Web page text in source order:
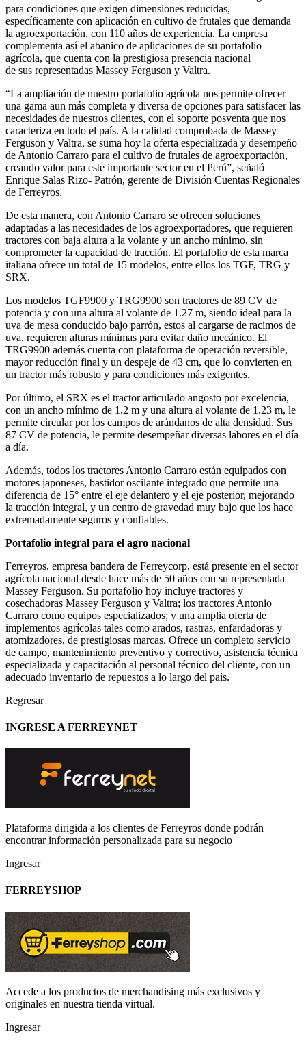
para condiciones que exigen dimensiones reducidas,
específicamente con aplicación en cultivo de frutales que demanda
la agroexportación, con 110 años de experiencia. La empresa
complementa así el abanico de aplicaciones de su portafolio
agrícola, que cuenta con la prestigiosa presencia nacional
de sus representadas Massey Ferguson y Valtra.
“La ampliación de nuestro portafolio agrícola nos permite ofrecer
una gama aun más completa y diversa de opciones para satisfacer las
necesidades de nuestros clientes, con el soporte posventa que nos
caracteriza en todo el país. A la calidad comprobada de Massey
Ferguson y Valtra, se suma hoy la oferta especializada y desempeño
de Antonio Carraro para el cultivo de frutales de agroexportación,
creando valor para este importante sector en el Perú”, señaló
Enrique Salas Rizo- Patrón, gerente de División Cuentas Regionales
de Ferreyros.
De esta manera, con Antonio Carraro se ofrecen soluciones
adaptadas a las necesidades de los agroexportadores, que requieren
tractores con baja altura a la volante y un ancho mínimo, sin
comprometer la capacidad de tracción. El portafolio de esta marca
italiana ofrece un total de 15 modelos, entre ellos los TGF, TRG y
SRX.
Los modelos TGF9900 y TRG9900 son tractores de 89 CV de
potencia y con una altura al volante de 1.27 m, siendo ideal para la
uva de mesa conducido bajo parrón, estos al cargarse de racimos de
uva, requieren alturas mínimas para evitar daño mecánico. El
TRG9900 además cuenta con plataforma de operación reversible,
mayor reducción final y un despeje de 43 cm, que lo convierten en
un tractor más robusto y para condiciones más exigentes.
Por último, el SRX es el tractor articulado angosto por excelencia,
con un ancho mínimo de 1.2 m y una altura al volante de 1.23 m, le
permite circular por los campos de arándanos de alta densidad. Sus
87 CV de potencia, le permite desempeñar diversas labores en el día
a día.
Además, todos los tractores Antonio Carraro están equipados con
motores japoneses, bastidor oscilante integrado que permite una
diferencia de 15° entre el eje delantero y el eje posterior, mejorando
la tracción integral, y un centro de gravedad muy bajo que los hace
extremadamente seguros y confiables.
Portafolio integral para el agro nacional
Ferreyros, empresa bandera de Ferreycorp, está presente en el sector
agrícola nacional desde hace más de 50 años con su representada
Massey Ferguson. Su portafolio hoy incluye tractores y
cosechadoras Massey Ferguson y Valtra; los tractores Antonio
Carraro como equipos especializados; y una amplia oferta de
implementos agrícolas tales como arados, rastras, enfardadoras y
atomizadores, de prestigiosas marcas. Ofrece un completo servicio
de campo, mantenimiento preventivo y correctivo, asistencia técnica
especializada y capacitación al personal técnico del cliente, con un
adecuado inventario de repuestos a lo largo del país.
Regresar
INGRESE A FERREYNET
Plataforma dirigida a los clientes de Ferreyros donde podrán
encontrar información personalizada para su negocio
Ingresar
FERREYSHOP
Accede a los productos de merchandising más exclusivos y
originales en nuestra tienda virtual.
Ingresar